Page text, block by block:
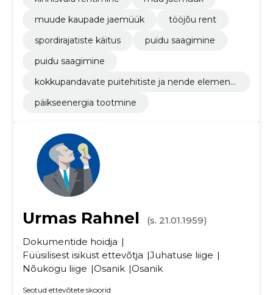
muude kaupade jaemüük
tööjõu rent
spordirajatiste käitus
puidu saagimine
puidu saagimine
kokkupandavate puitehitiste ja nende elementi
päikseenergia tootmine
Urmas Rahnel
(s. 21.01.1959)
Dokumentide hoidja
Füüsilisest isikust ettevõtja
Juhatuse liige
Nõukogu liige
Osanik Osanik
Seotud ettevõtete skoorid